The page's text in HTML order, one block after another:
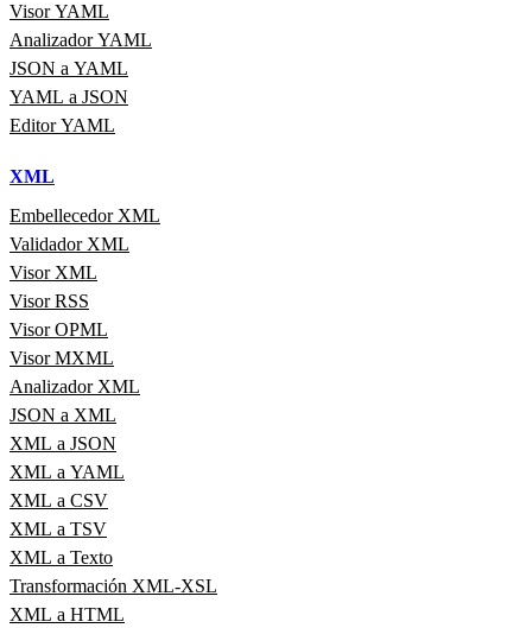
Visor YAML
Analizador YAML
JSON a YAML
YAML a JSON
Editor YAML
XML
Embellecedor XML
Validador XML
Visor XML
Visor RSS
Visor OPML
Visor MXML
Analizador XML
JSON a XML
XML a JSON
XML a YAML
XML a CSV
XML a TSV
XML a Texto
Transformación XML-XSL
XML a HTML